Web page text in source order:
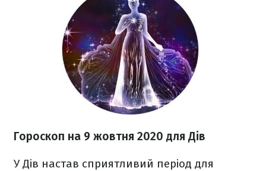
Гороскоп на 9 жовтня 2020 для Дів
У Дів настав сприятливий період для